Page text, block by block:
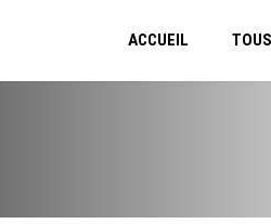
ACCUEIL